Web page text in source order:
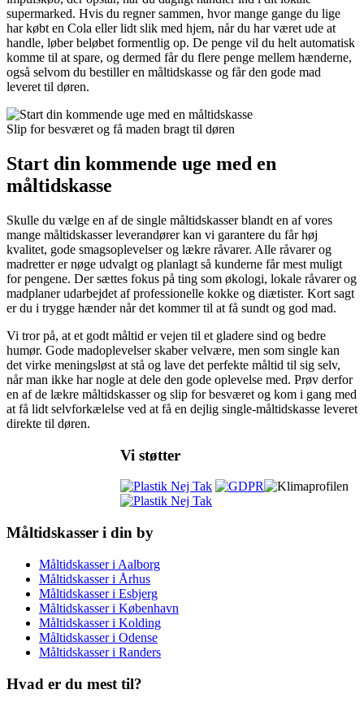
supermarked. Hvis du regner sammen, hvor mange gange du lige
har købt en Cola eller lidt slik med hjem, når du har været ude at
handle, løber beløbet formentlig op. De penge vil du helt automatisk
komme til at spare, og dermed får du flere penge mellem hænderne,
også selvom du bestiller en måltidskasse og får den gode mad
leveret til døren.
Slip for besværet og få maden bragt til døren
Start din kommende uge med en
måltidskasse
Skulle du vælge en af de single måltidskasser blandt en af vores
mange måltidskasser leverandører kan vi garantere du får høj
kvalitet, gode smagsoplevelser og lækre råvarer. Alle råvarer og
madretter er nøge udvalgt og planlagt så kunderne får mest muligt
for pengene. Der sættes fokus på ting som økologi, lokale råvarer og
madplaner udarbejdet af professionelle kokke og diætister. Kort sagt
er du i trygge hænder når det kommer til at få sundt og god mad.
Vi tror på, at et godt måltid er vejen til et gladere sind og bedre
humør. Gode madoplevelser skaber velvære, men som single kan
det virke meningsløst at stå og lave det perfekte måltid til sig selv,
når man ikke har nogle at dele den gode oplevelse med. Prøv derfor
en af de lækre måltidskasser og slip for besværet og kom i gang med
at få lidt selvforkælelse ved at få en dejlig single-måltidskasse leveret
direkte til døren.
Vi støtter
Måltidskasser i din by
Måltidskasser i Aalborg
Måltidskasser i Århus
Måltidskasser i Esbjerg
Måltidskasser i København
Måltidskasser i Kolding
Måltidskasser i Odense
Måltidskasser i Randers
Hvad er du mest til?